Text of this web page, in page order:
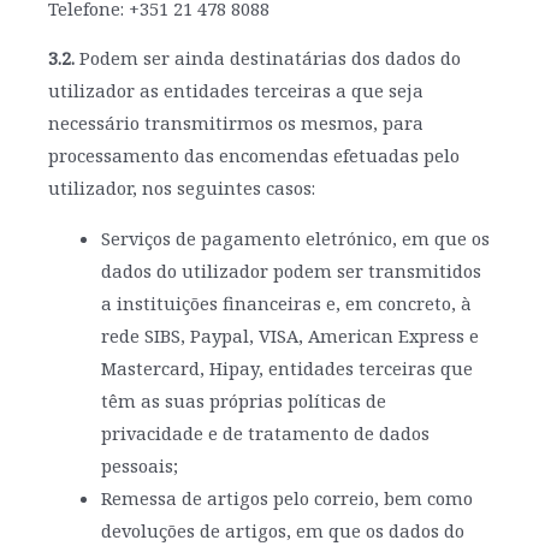
Telefone: +351 21 478 8088
3.2. Podem ser ainda destinatárias dos dados do
utilizador as entidades terceiras a que seja
necessário transmitirmos os mesmos, para
processamento das encomendas efetuadas pelo
utilizador, nos seguintes casos:
Serviços de pagamento eletrónico, em que os
dados do utilizador podem ser transmitidos
a instituições financeiras e, em concreto, à
rede SIBS, Paypal, VISA, American Express e
Mastercard, Hipay, entidades terceiras que
têm as suas próprias políticas de
privacidade e de tratamento de dados
pessoais;
Remessa de artigos pelo correio, bem como
devoluções de artigos, em que os dados do